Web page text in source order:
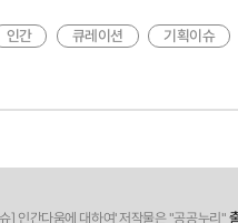
인간 큐레이션 기획이슈
] 인간다움에 대하여' 저작물은 "공공누리"